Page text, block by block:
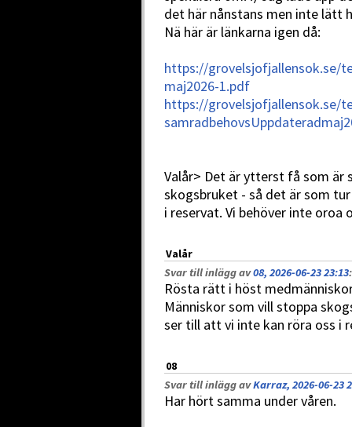
det här nånstans men inte lätt
Nä här är länkarna igen då:
https://grovelsjofjallensok.se/
maj2026-1.pdf
https://grovelsjofjallensok.se/
Valår> Det är ytterst få som är
skogsbruket - så det är som
i reservat. Vi behöver inte
Valår
Svar till inlägg av08, 2026-06-23 23:13:
Rösta rätt i höst
Människor som vill stoppa
ser till att vi inte kan röra oss i
08
Svar till inlägg avKarraz, 2026-06-23
Har hört samma under våren.